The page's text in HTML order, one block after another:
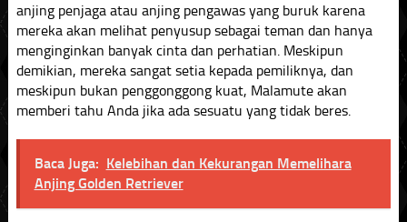
anjing penjaga atau anjing pengawas yang buruk karena
mereka akan melihat penyusup sebagai teman dan hanya
menginginkan banyak cinta dan perhatian. Meskipun
demikian, mereka sangat setia kepada pemiliknya, dan
meskipun bukan penggonggong kuat, Malamute akan
memberi tahu Anda jika ada sesuatu yang tidak beres.
Baca Juga: Kelebihan dan Kekurangan Memelihara
Anjing Golden Retriever